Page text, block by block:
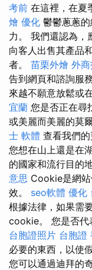
考前 在這裡，在夏
燴 優化 鬱鬱蔥蔥
力。 我們還認為，
向客人出售其產品
者。 苗栗外燴 外
告到網頁和諮詢服
來越不願意放鬆或
宜蘭 您是否正在尋
或美麗而美麗的莫
士 軟體 查看我們
您想在山上還是在
的國家和流行目的
意思 Cookie是網
效。 seo軟體 優化
根據法律，如果需
cookie。 您是否代
台胞證照片 台胞證
必要的東西，以使
您可以通過迪拜的